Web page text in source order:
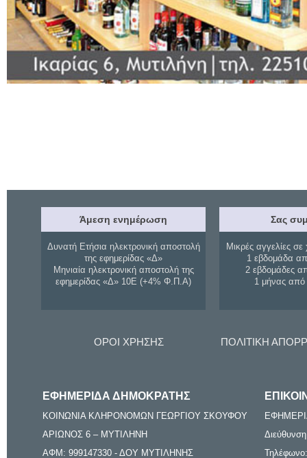
Άμεση ενημέρωση
Δυνατή Ετήσια ηλεκτρονική αποστολή
της εφημερίδας «Δ»
Μηνιαία ηλεκτρονική αποστολή της
εφημερίδας «Δ» 10Ε (+4% Φ.Π.Α)
Σας
Μικρές αγγελίες σε
1 εβδομάδα
2 εβδομάδες
1 μήνας
ΟΡΟΙ ΧΡΗΣΗΣ ΠΟΛΙΤΙΚΗ
ΕΦΗΜΕΡΙΔΑ ΔΗΜΟΚΡΑΤΗΣ
ΚΟΙΝΩΝΙΑ ΚΛΗΡΟΝΟΜΩΝ ΓΕΩΡΓΙΟΥ ΣΚΟΥΦΟΥ
ΑΡΙΩΝΟΣ 6 – ΜΥΤΙΛΗΝΗ
ΑΦΜ: 999147330 - ΔΟΥ ΜΥΤΙΛΗΝΗΣ